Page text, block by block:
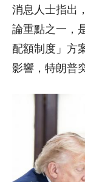
消息人士指出
論重點之一，
配額制度」方
影響，特朗普